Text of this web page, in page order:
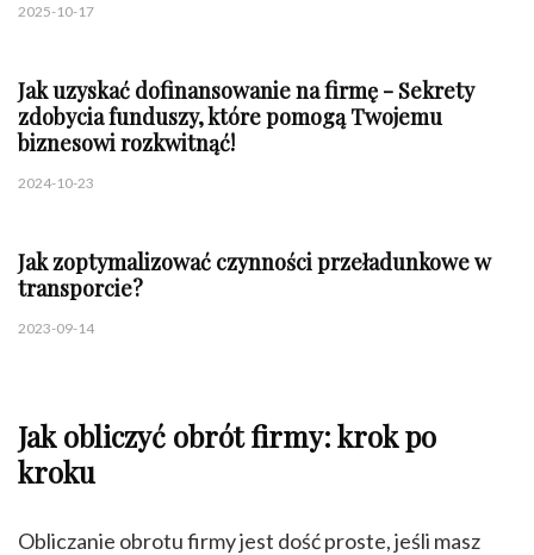
2025-10-17
Jak uzyskać dofinansowanie na firmę - Sekrety
zdobycia funduszy, które pomogą Twojemu
biznesowi rozkwitnąć!
2024-10-23
Jak zoptymalizować czynności przeładunkowe w
transporcie?
2023-09-14
Jak obliczyć obrót firmy: krok po
kroku
Obliczanie obrotu firmy jest dość proste, jeśli masz